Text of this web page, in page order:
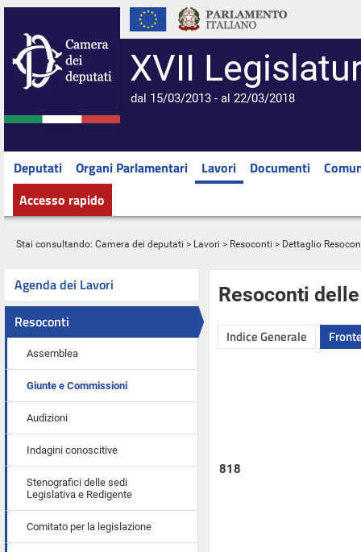
XVII
dal 15/03/2013 - al 22/03/2018
Deputati Organi Parlamentari Lavori Documenti
Accesso rapido
Stai consultando: Camera dei deputati > Lavori > Resoconti > Dettaglio
Agenda dei Lavori
Resoconti
Assemblea
Giunte e Commissioni
Audizioni
Indagini conoscitive
Stenografici delle sedi
Legislativa e Redigente
Comitato per la legislazione
Resoconti
Indice Generale
818